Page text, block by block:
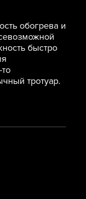
обогрева и
быстро
тротуар.